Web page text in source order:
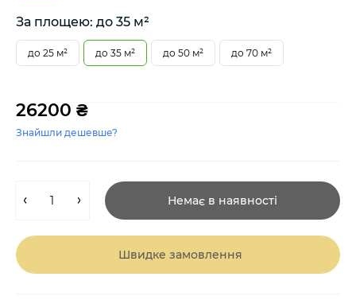
За площею: до 35 м²
до 25 м² до 35 м² до 50 м² до 70 м²
26200 ₴
Знайшли дешевше?
Немає в наявності
Швидке замовлення